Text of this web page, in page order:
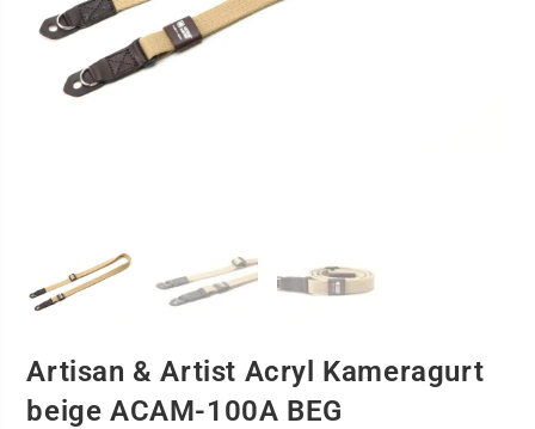
Artisan & Artist Acryl Kameragurt
beige ACAM-100A BEG